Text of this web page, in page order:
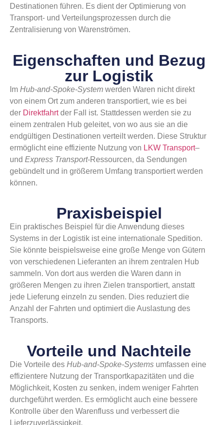
Destinationen führen. Es dient der Optimierung von
Transport- und Verteilungsprozessen durch die
Zentralisierung von Warenströmen.
Eigenschaften und Bezug
zur Logistik
Im Hub-and-Spoke-System werden Waren nicht direkt
von einem Ort zum anderen transportiert, wie es bei
der Direktfahrtder Fall ist. Stattdessen werden sie zu
einem zentralen Hub geleitet, von wo aus sie an die
endgültigen Destinationen verteilt werden. Diese Struktur
ermöglicht eine effiziente Nutzung von LKW Transport–
und Express Transport-Ressourcen, da Sendungen
gebündelt und in größerem Umfang transportiert werden
können.
Praxisbeispiel
Ein praktisches Beispiel für die Anwendung dieses
Systems in der Logistik ist eine internationale Spedition.
Sie könnte beispielsweise eine große Menge von Gütern
von verschiedenen Lieferanten an ihrem zentralen Hub
sammeln. Von dort aus werden die Waren dann in
größeren Mengen zu ihren Zielen transportiert, anstatt
jede Lieferung einzeln zu senden. Dies reduziert die
Anzahl der Fahrten und optimiert die Auslastung des
Transports.
Vorteile und Nachteile
Die Vorteile des Hub-and-Spoke-Systems umfassen eine
effizientere Nutzung der Transportkapazitäten und die
Möglichkeit, Kosten zu senken, indem weniger Fahrten
durchgeführt werden. Es ermöglicht auch eine bessere
Kontrolle über den Warenfluss und verbessert die
Lieferzuverlässigkeit.